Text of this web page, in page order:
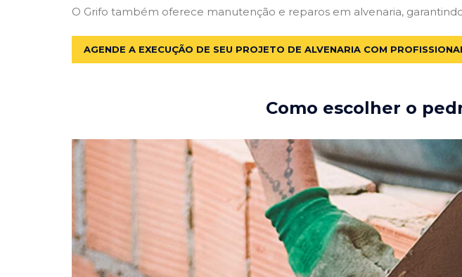
O Grifo também oferece manutenção e reparos em alvenaria,
AGENDE A EXECUÇÃO DE SEU PROJETO DE ALVENARIA COM
Como escolher o